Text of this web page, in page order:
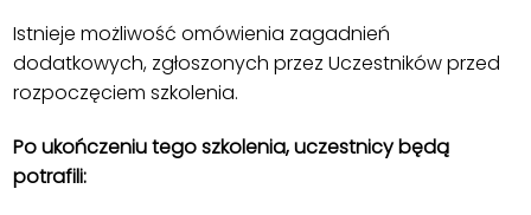
Istnieje możliwość omówienia zagadnień
dodatkowych, zgłoszonych przez Uczestników przed
rozpoczęciem szkolenia.
Po ukończeniu tego szkolenia, uczestnicy będą
potrafili: